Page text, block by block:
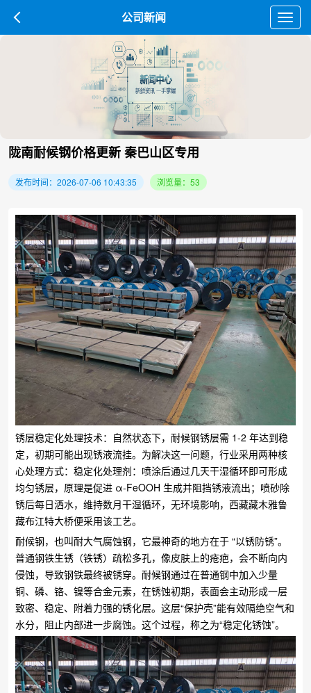
公司新闻
陇南耐候钢价格更新 秦巴山区专用
发布时间：2026-07-06 10:43:35 浏览量：53
锈层稳定化处理技术：自然状态下，耐候钢锈层需 1-2 年达到稳
定，初期可能出现锈液流挂。为解决这一问题，行业采用两种核
心处理方式：​稳定化处理剂：喷涂后通过几天干湿循环即可形成
均匀锈层，原理是促进 α-FeOOH 生成并阻挡锈液流出；​喷砂除
锈后每日洒水，维持数月干湿循环，无环境影响，西藏藏木雅鲁
藏布江特大桥便采用该工艺。
耐候钢，也叫耐大气腐蚀钢，它最神奇的地方在于 “以锈防锈”。
普通钢铁生锈（铁锈）疏松多孔，像皮肤上的疮疤，会不断向内
侵蚀，导致钢铁最终被锈穿。耐候钢通过在普通钢中加入少量
铜、磷、铬、镍等合金元素，在锈蚀初期，表面会主动形成一层
致密、稳定、附着力强的锈化层。这层“保护壳”能有效隔绝空气和
水分，阻止内部进一步腐蚀。这个过程，称之为“稳定化锈蚀”。